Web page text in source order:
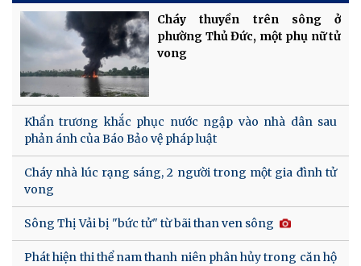
Cháy thuyền trên sông ở
phường Thủ Đức, một phụ nữ tử
vong
Khẩn trương khắc phục nước ngập vào nhà dân sau
phản ánh của Báo Bảo vệ pháp luật
Cháy nhà lúc rạng sáng, 2 người trong một gia đình tử
vong
Sông Thị Vải bị "bức tử" từ bãi than ven sông
Phát hiện thi thể nam thanh niên phân hủy trong căn hộ